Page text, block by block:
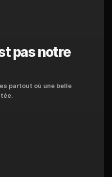
pas notre
partout où une belle